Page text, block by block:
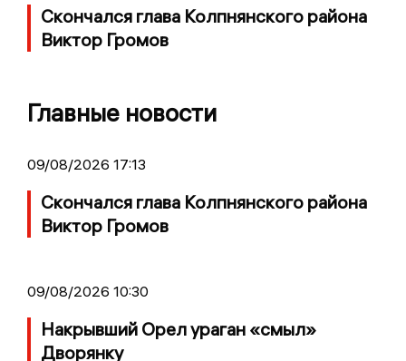
Скончался глава Колпнянского района
Виктор Громов
Главные новости
09/08/2026 17:13
Скончался глава Колпнянского района
Виктор Громов
09/08/2026 10:30
Накрывший Орел ураган «смыл»
Дворянку